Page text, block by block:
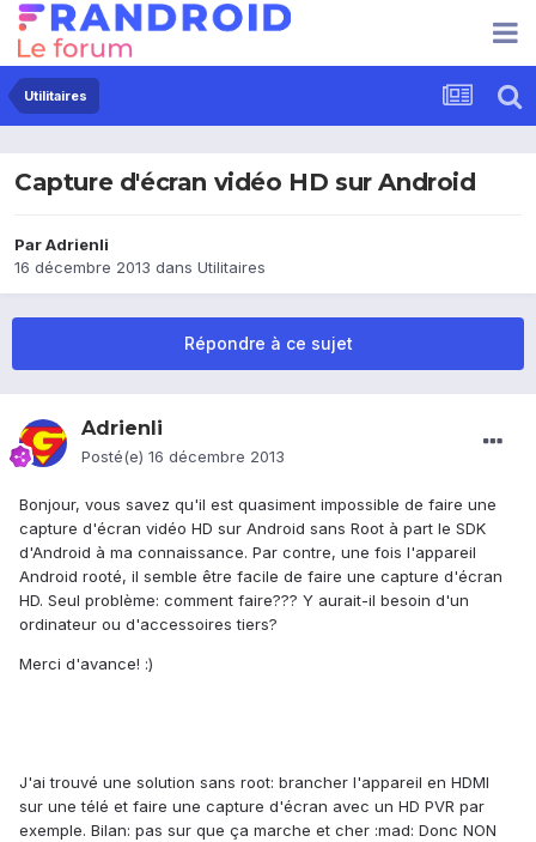
Utilitaires
Capture d'écran vidéo HD sur Android
ParAdrienli
16 décembre 2013 dans Utilitaires
Répondre à ce sujet
Adrienli
Posté(e) 16 décembre 2013
Bonjour, vous savez qu'il est quasiment impossible de faire une
capture d'écran vidéo HD sur Android sans Root à part le SDK
d'Android à ma connaissance. Par contre, une fois l'appareil
Android rooté, il semble être facile de faire une capture d'écran
HD. Seul problème: comment faire??? Y aurait-il besoin d'un
ordinateur ou d'accessoires tiers?
Merci d'avance! :)
J'ai trouvé une solution sans root: brancher l'appareil en HDMI
sur une télé et faire une capture d'écran avec un HD PVR par
exemple. Bilan: pas sur que ça marche et cher :mad: Donc NON